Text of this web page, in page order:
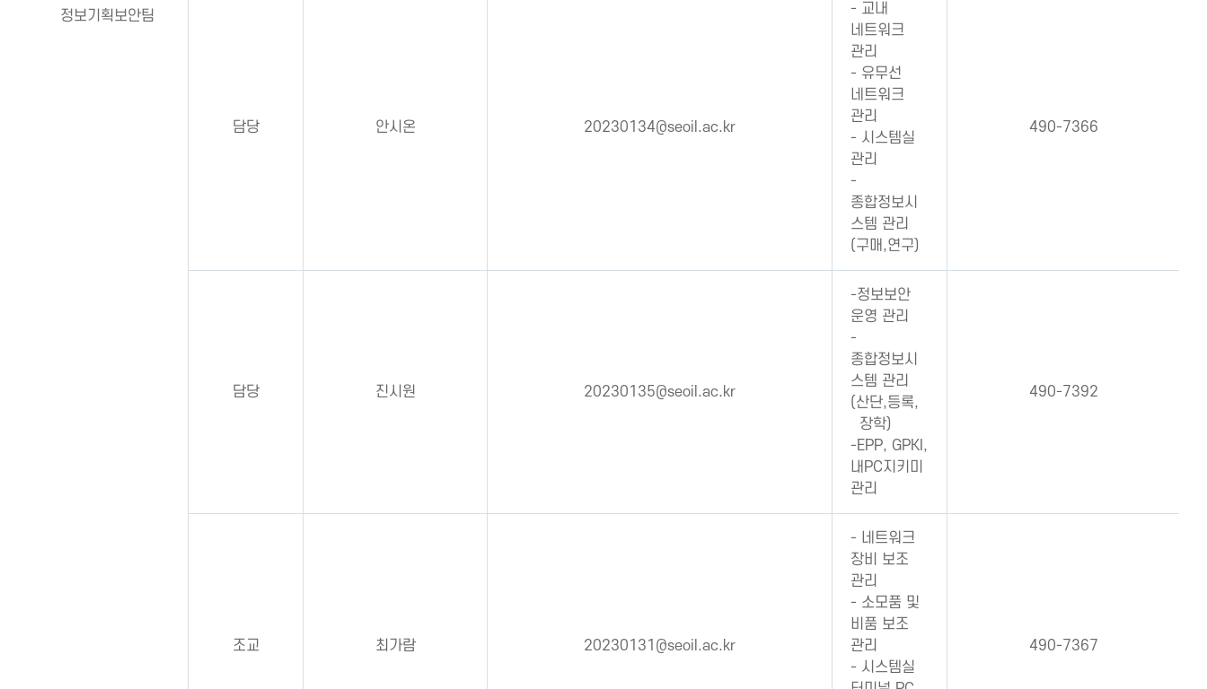
정보기획보안팀
담당 안시온 20230134@seoil.ac.kr
- 교내
네트워크
관리
- 유무선
네트워크
관리
- 시스템실
관리
-
종합정보시
스템 관리
(구매,연구)
490-7366
담당 진시원 20230135@seoil.ac.kr
-정보보안
운영 관리
-
종합정보시
스템 관리
(산단,등록,
장학)
-EPP, GPKI,
내PC지키미
관리
490-7392
조교 최가람 20230131@seoil.ac.kr
- 네트워크
장비 보조
관리
- 소모품 및
비품 보조
관리
- 시스템실
490-7367